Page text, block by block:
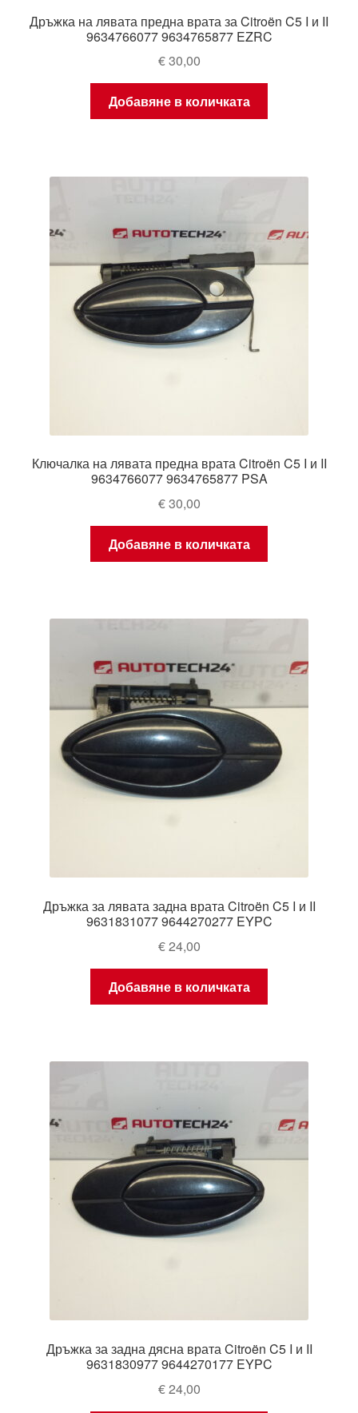
Дръжка на лявата предна врата за Citroën C5 I и II
9634766077 9634765877 EZRC
€30,00
Добавяне в количката
Ключалка на лявата предна врата Citroën C5 I и II
9634766077 9634765877 PSA
€30,00
Добавяне в количката
Дръжка за лявата задна врата Citroën C5 I и II
9631831077 9644270277 EYPC
€24,00
Добавяне в количката
Дръжка за задна дясна врата Citroën C5 I и II
9631830977 9644270177 EYPC
€24,00